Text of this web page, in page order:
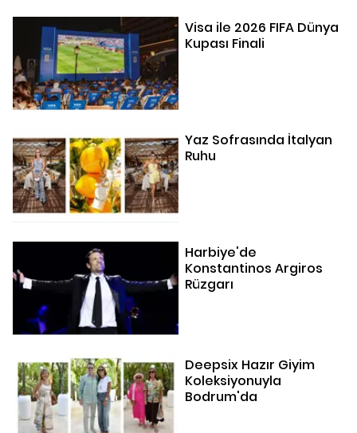
Visa ile 2026 FIFA Dünya
Kupası Finali
Yaz Sofrasında İtalyan
Ruhu
Harbiye'de
Konstantinos Argiros
Rüzgarı
Deepsix Hazır Giyim
Koleksiyonuyla
Bodrum'da